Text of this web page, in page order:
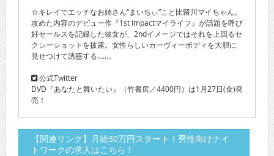
☆キレイでエッチなお姉さん“まいちぃ”こと比留川マイちゃん。
攻めた内容のデビュー作『1st Impactマイライフ』が話題を呼び
好セールスを記録した彼女が、2ndイメージではそれを上回るセ
クシーショットを披露。女性らしいカーヴィーボディを大胆に
見せつけて誘惑する……。
公式Twitter
DVD『あなたと舞いたい』（竹書房／4400円）は1月27日(金)発
売！
【関連リンク】月給30万円スタート！男性向けナイ
トワークの求人はこちら！